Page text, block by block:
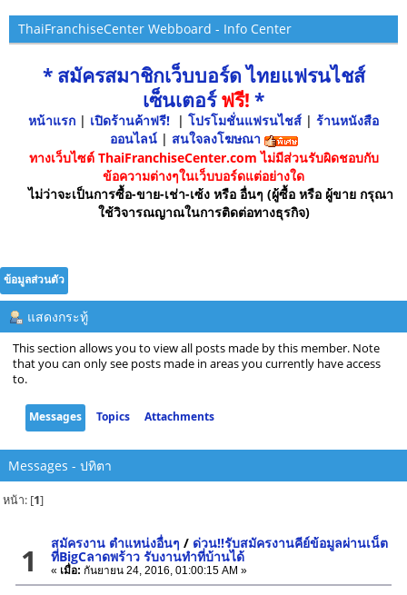
ThaiFranchiseCenter Webboard - Info Center
* สมัครสมาชิกเว็บบอร์ด ไทยแฟรนไชส์
เซ็นเตอร์ฟรี! *
หน้าแรก | เปิดร้านค้าฟรี! | โปรโมชั่นแฟรนไชส์ | ร้านหนังสือ
ออนไลน์ | สนใจลงโฆษณา
ทางเว็บไซต์ ThaiFranchiseCenter.com ไม่มีส่วนรับผิดชอบกับ
ข้อความต่างๆในเว็บบอร์ดแต่อย่างใด
ไม่ว่าจะเป็นการซื้อ-ขาย-เช่า-เซ้ง หรือ อื่นๆ (ผู้ซื้อ หรือ ผู้ขาย กรุณา
ใช้วิจารณญาณในการติดต่อทางธุรกิจ)
ข้อมูลส่วนตัว
แสดงกระทู้
This section allows you to view all posts made by this member. Note
that you can only see posts made in areas you currently have access
to.
Messages Topics Attachments
Messages - ปทิตา
หน้า: [1]
1 สมัครงาน ตำแหน่งอื่นๆ / ด่วน!!รับสมัครงานคีย์ข้อมูลผ่านเน็ต
ที่BigCลาดพร้าว รับงานทำที่บ้านได้
« เมื่อ: กันยายน 24, 2016, 01:00:15 AM »